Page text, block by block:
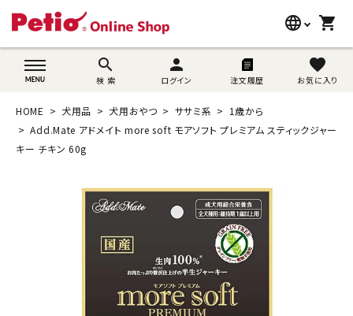
language
wovn-lang-name
shopping_cart
search
検 索
person
ログイン 注文履歴
favorite
お気に入り
search
猫用品
ブランド別に探す
目的別に探す
HOME 犬用品 犬用おやつ ササミ系
1歳から
Add.Mate アドメイト more soft モアソフト プレミアム スティックジャー
キー チキン 60g